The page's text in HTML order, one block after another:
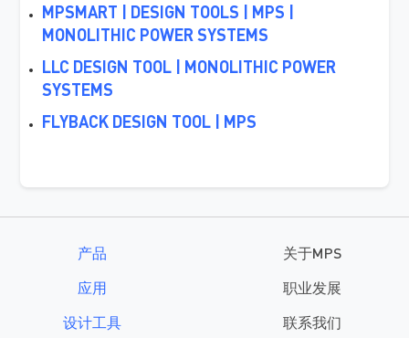
MPSMART | DESIGN TOOLS | MPS |
MONOLITHIC POWER SYSTEMS
LLC DESIGN TOOL | MONOLITHIC POWER
SYSTEMS
FLYBACK DESIGN TOOL | MPS
产品
应用
设计工具
关于MPS
职业发展
联系我们